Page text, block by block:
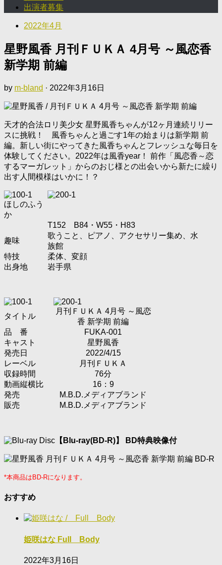
出演者募集
2022年4月
星野風香 月刊ＦＵＫＡ 4月号 ～風恋香
新学期 前編
by m-bland · 2022年3月16日
天才的合法ロリ美少女 星野風香ちゃんが12ヶ月連続リリー
スに挑戦！ 風香ちゃんと過ごす1年の始まりは新学期 前
編。新しい街にやってきた風香ちゃんとフレッシュな毎日を
体験してください。2022年は風香year！ 前作「風恋香～恋
するマーガレット」からのおじ様との出会いから新たに繰り
出す人間模様はいかに！？
ほしのふう
か
T152 B84・W55・H83
趣味
歌うこと、ピアノ、アクセサリー集め、水
族館
特技
柔体、変顔
出身地
岩手県
タイトル
月刊ＦＵＫＡ 4月号 ～風恋
香 新学期 前編
品 番
FUKA-001
キャスト
星野風香
発売日
2022/4/15
レーベル
月刊ＦＵＫＡ
収録時間
76分
動画縦横比
16：9
発売
M.B.D.メディアブランド
販売
M.B.D.メディアブランド
【Blu-ray(BD-R)】 BD特典映像付
*本商品はBD-Rになります。
おすすめ
姫咲はな Full Body
2022年3月16日